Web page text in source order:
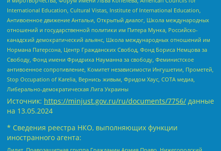
International Education, Cultural Vistas, Institute of International Education,
Антивоенное движение Антальи, Открытый диалог, Школа международных
отношений и государственной политики им Питера Мунка, Российско-
канадский демократический альянс, Школа международных отношений им
Нормана Патерсона, Центр Гражданских Свобод, Фонд Бориса Немцова за
Свободу, Фонд имени Фридриха Науманна за свободу, Феминистское
антивоенное сопротивление, Комитет независимости Ингушетии, Прометей,
Stop Occupation of Karelia, Вернись живым, Фридом Хаус, СОТА медиа,
Либерально-демократическая Лига Украины
Источник: https://minjust.gov.ru/ru/documents/7756/ данные
на 13.05.2024
* Сведения реестра НКО, выполняющих функции
иностранного агента: